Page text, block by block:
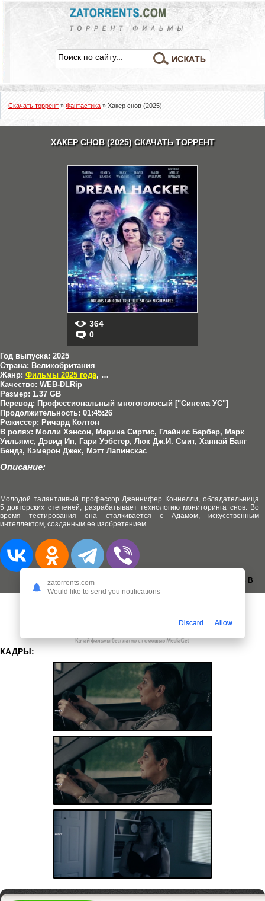
Скачать торрент » Фантастика » Хакер снов (2025)
ХАКЕР СНОВ (2025) СКАЧАТЬ ТОРРЕНТ
364
0
Год выпуска: 2025
Страна: Великобритания
Жанр: Фильмы 2025 года, Фантастика
Качество: WEB-DLRip
Размер: 1.37 GB
Перевод: Профессиональный многоголосый ["Синема УС"]
Продолжительность: 01:45:26
Режиссер: Ричард Колтон
В ролях: Молли Хэнсон, Марина Сиртис, Глайнис Барбер, Марк
Уильямс, Дэвид Ип, Гари Уэбстер, Люк Дж.И. Смит, Ханнай Банг
Бендз, Кэмерон Джек, Мэтт Лапинскас
Описание:
Молодой талантливый профессор Дженнифер Коннелли, обладательница
5 докторских степеней, разрабатывает технологию мониторинга снов. Во
время тестирования она сталкивается с Адамом, искусственным
интеллектом, созданным ее изобретением.
ДОБАВИТЬ В
ЗАКЛАДКИ:
КАДРЫ:
zatorrents.com
Would like to send you notifications
Discard Allow